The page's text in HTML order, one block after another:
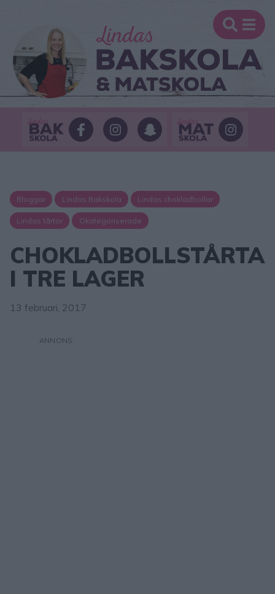
Bloggar Lindas Bakskola Lindas chokladbollar
Lindas tårtor Okategoriserade
CHOKLADBOLLSTÅRTA
I TRE LAGER
13 februari, 2017